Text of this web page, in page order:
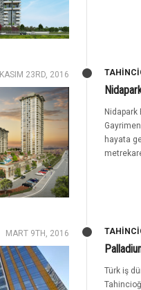
KASIM 23RD, 2016
hayata
MART 9TH, 2016
Türk iş